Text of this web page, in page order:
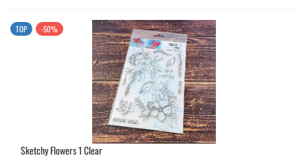
TOP -50%
Sketchy Flowers 1 Clear